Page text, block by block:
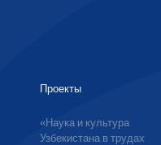
Проекты
«Наука и культура
Узбекистана в трудах